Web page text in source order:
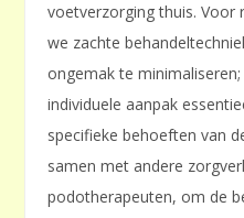
voetverzorging thuis. Voor
we zachte
ongemak te
individuele aanpak
specifieke behoeften van
samen met andere
podotherapeuten, om de